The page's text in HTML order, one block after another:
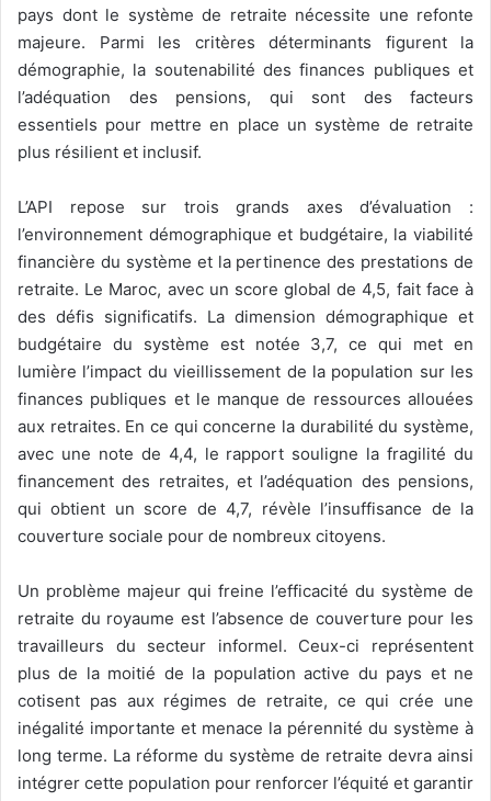
pays dont le système de retraite nécessite une refonte
majeure. Parmi les critères déterminants figurent la
démographie, la soutenabilité des finances publiques et
l’adéquation des pensions, qui sont des facteurs
essentiels pour mettre en place un système de retraite
plus résilient et inclusif.
L’API repose sur trois grands axes d’évaluation :
l’environnement démographique et budgétaire, la viabilité
financière du système et la pertinence des prestations de
retraite. Le Maroc, avec un score global de 4,5, fait face à
des défis significatifs. La dimension démographique et
budgétaire du système est notée 3,7, ce qui met en
lumière l’impact du vieillissement de la population sur les
finances publiques et le manque de ressources allouées
aux retraites. En ce qui concerne la durabilité du système,
avec une note de 4,4, le rapport souligne la fragilité du
financement des retraites, et l’adéquation des pensions,
qui obtient un score de 4,7, révèle l’insuffisance de la
couverture sociale pour de nombreux citoyens.
Un problème majeur qui freine l’efficacité du système de
retraite du royaume est l’absence de couverture pour les
travailleurs du secteur informel. Ceux-ci représentent
plus de la moitié de la population active du pays et ne
cotisent pas aux régimes de retraite, ce qui crée une
inégalité importante et menace la pérennité du système à
long terme. La réforme du système de retraite devra ainsi
intégrer cette population pour renforcer l’équité et garantir